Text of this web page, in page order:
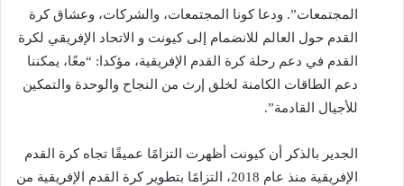
المجتمعات”. ودعا كونا المجتمعات، والشركات، وعشاق كرة
القدم حول العالم للانضمام إلى كيونت و الاتحاد الإفريقي لكرة
القدم في دعم رحلة كرة القدم الإفريقية، مؤكدا: “معًا، يمكننا
دعم الطاقات الكامنة لخلق إرث من النجاح والوحدة والتمكين
للأجيال القادمة”.
الجدير بالذكر أن كيونت أظهرت التزامًا عميقًا تجاه كرة القدم
الإفريقية منذ عام 2018، التزامًا بتطوير كرة القدم الإفريقية من